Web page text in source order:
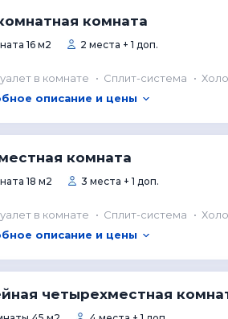
комната
16 м2 2 места + 1 доп.
в комнате Сплит-система
описание и цены
комната
18 м2 3 места + 1 доп.
в комнате Сплит-система
описание и цены
четырехместная